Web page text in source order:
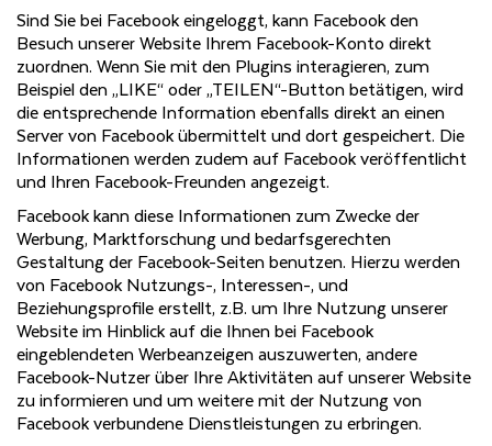
Sind Sie bei Facebook eingeloggt, kann Facebook den
Besuch unserer Website Ihrem Facebook-Konto direkt
zuordnen. Wenn Sie mit den Plugins interagieren, zum
Beispiel den „LIKE“ oder „TEILEN“-Button betätigen, wird
die entsprechende Information ebenfalls direkt an einen
Server von Facebook übermittelt und dort gespeichert. Die
Informationen werden zudem auf Facebook veröffentlicht
und Ihren Facebook-Freunden angezeigt.
Facebook kann diese Informationen zum Zwecke der
Werbung, Marktforschung und bedarfsgerechten
Gestaltung der Facebook-Seiten benutzen. Hierzu werden
von Facebook Nutzungs-, Interessen-, und
Beziehungsprofile erstellt, z.B. um Ihre Nutzung unserer
Website im Hinblick auf die Ihnen bei Facebook
eingeblendeten Werbeanzeigen auszuwerten, andere
Facebook-Nutzer über Ihre Aktivitäten auf unserer Website
zu informieren und um weitere mit der Nutzung von
Facebook verbundene Dienstleistungen zu erbringen.